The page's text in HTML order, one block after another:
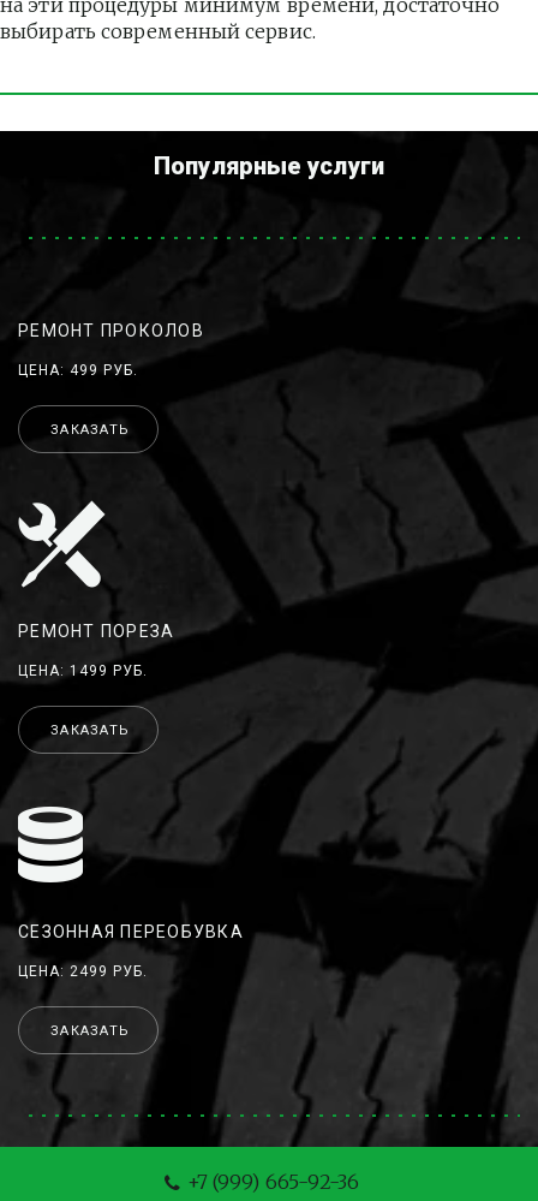
на эти процедуры минимум времени, достаточно
выбирать современный сервис.
Популярные услуги
РЕМОНТ ПРОКОЛОВ
ЦЕНА: 499 РУБ.
ЗАКАЗАТЬ
РЕМОНТ ПОРЕЗА
ЦЕНА: 1499 РУБ.
ЗАКАЗАТЬ
СЕЗОННАЯ ПЕРЕОБУВКА
ЦЕНА: 2499 РУБ.
ЗАКАЗАТЬ
+7 (999) 665-92-36